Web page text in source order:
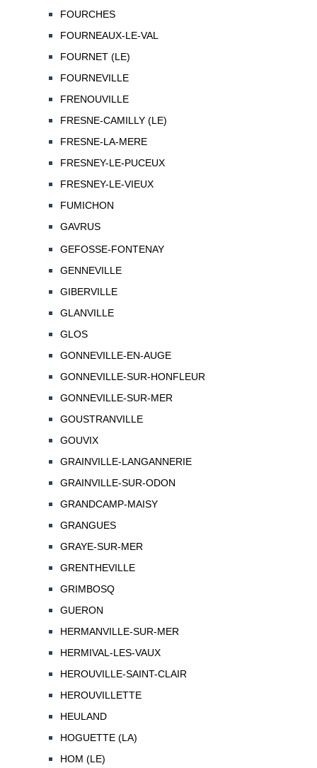
FOURCHES
FOURNEAUX-LE-VAL
FOURNET (LE)
FOURNEVILLE
FRENOUVILLE
FRESNE-CAMILLY (LE)
FRESNE-LA-MERE
FRESNEY-LE-PUCEUX
FRESNEY-LE-VIEUX
FUMICHON
GAVRUS
GEFOSSE-FONTENAY
GENNEVILLE
GIBERVILLE
GLANVILLE
GLOS
GONNEVILLE-EN-AUGE
GONNEVILLE-SUR-HONFLEUR
GONNEVILLE-SUR-MER
GOUSTRANVILLE
GOUVIX
GRAINVILLE-LANGANNERIE
GRAINVILLE-SUR-ODON
GRANDCAMP-MAISY
GRANGUES
GRAYE-SUR-MER
GRENTHEVILLE
GRIMBOSQ
GUERON
HERMANVILLE-SUR-MER
HERMIVAL-LES-VAUX
HEROUVILLE-SAINT-CLAIR
HEROUVILLETTE
HEULAND
HOGUETTE (LA)
HOM (LE)